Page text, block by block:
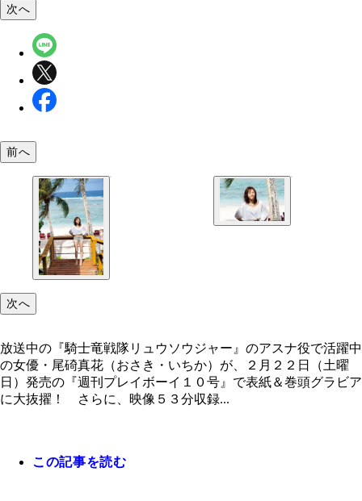
次へ
前へ
次へ
放送中の『騎士竜戦隊リュウソウジャー』のアスナ役で活躍中
の女優・尾碕真花（おさき・いちか）が、２月２２日（土曜
日）発売の『週刊プレイボーイ１０号』で表紙＆巻頭グラビア
に大抜擢！ さらに、映像５３分収録...
この記事を読む